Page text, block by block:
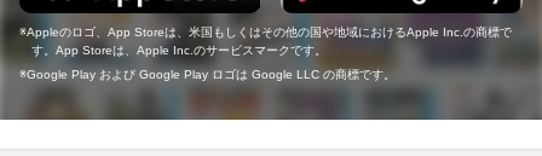
Appleのロゴ、App Storeは、米国もしくはその他の国や地域におけるApple Inc.の商標で
す。App Storeは、Apple Inc.のサービスマークです。
Google Play および Google Play ロゴは Google LLC の商標です。